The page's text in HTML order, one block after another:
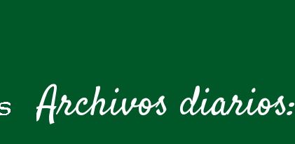
Archivos diarios: